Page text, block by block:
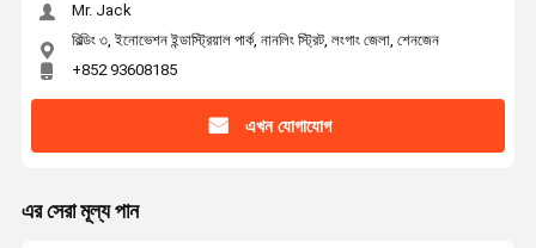
Mr. Jack
বিল্ডিং ৩, ইনোভেশন ইন্ডাস্ট্রিয়াল পার্ক, নানলিং স্ট্রিট, লংগাং জেলা, শেনজেন
+852 93608185
এখন যোগাযোগ
এর সেরা মূল্য পান